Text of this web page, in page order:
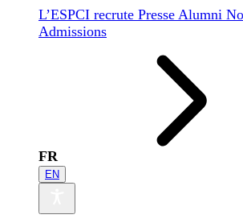
L’ESPCI recrute Presse Alumni
Admissions
FR
EN